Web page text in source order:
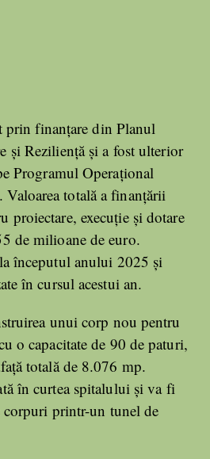
prin finanțare din Planul
și Reziliență și a fost ulterior
Programul Operațional
Valoarea totală a finanțării
proiectare, execuție și dotare
de milioane de euro.
începutul anului 2025 și
în cursul acestui an.
unui corp nou pentru
o capacitate de 90 de paturi,
totală de 8.076 mp.
în curtea spitalului și va fi
corpuri printr-un tunel de